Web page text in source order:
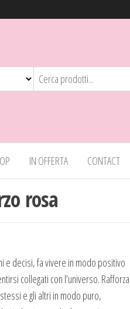
IN OFFERTA CONTACT
rosa
e decisi, fa vivere in modo positivo
collegati con l’universo. Rafforza
e gli altri in modo puro,